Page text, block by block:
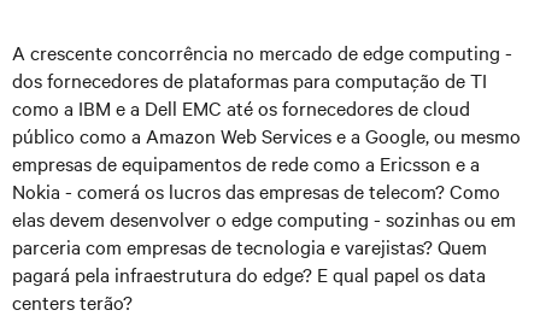
A crescente concorrência no mercado de edge computing -
dos fornecedores de plataformas para computação de TI
como a IBM e a Dell EMC até os fornecedores de cloud
público como a Amazon Web Services e a Google, ou mesmo
empresas de equipamentos de rede como a Ericsson e a
Nokia - comerá os lucros das empresas de telecom? Como
elas devem desenvolver o edge computing - sozinhas ou em
parceria com empresas de tecnologia e varejistas? Quem
pagará pela infraestrutura do edge? E qual papel os data
centers terão?